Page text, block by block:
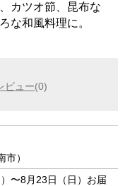
カツオ節、昆布な
な和風料理に。
ビュー(0)
）
〜8月23日（日）お届